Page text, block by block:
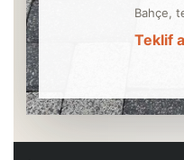
Bahçe,
Teklif